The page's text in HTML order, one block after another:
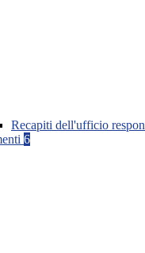
Recapiti dell'ufficio
6